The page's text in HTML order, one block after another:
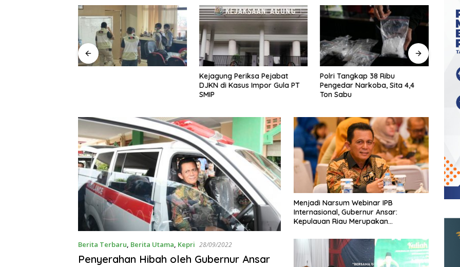
Kejagung Periksa Pejabat
DJKN di Kasus Impor Gula PT
SMIP
Polri Tangkap 38 Ribu
Pengedar Narkoba, Sita 4,4
Ton Sabu
Berita Terbaru, Berita Utama, Kepri 28/09/2022
Penyerahan Hibah oleh Gubernur Ansar
Menjadi Narsum Webinar IPB
Internasional, Gubernur Ansar:
Kepulauan Riau Merupakan